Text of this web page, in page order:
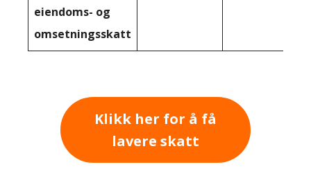
eiendoms- og
omsetningsskatt
Klikk her for å få
lavere skatt